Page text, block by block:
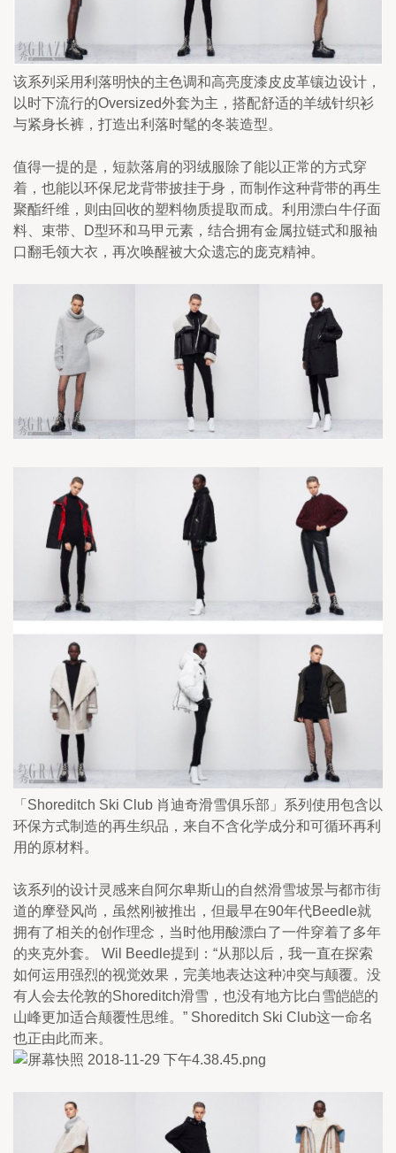
该系列采用利落明快的主色调和高亮度漆皮皮革镶边设计，
以时下流行的Oversized外套为主，搭配舒适的羊绒针织衫
与紧身长裤，打造出利落时髦的冬装造型。
值得一提的是，短款落肩的羽绒服除了能以正常的方式穿
着，也能以环保尼龙背带披挂于身，而制作这种背带的再生
聚酯纤维，则由回收的塑料物质提取而成。利用漂白牛仔面
料、束带、D型环和马甲元素，结合拥有金属拉链式和服袖
口翻毛领大衣，再次唤醒被大众遗忘的庞克精神。
「Shoreditch Ski Club 肖迪奇滑雪俱乐部」系列使用包含以
环保方式制造的再生织品，来自不含化学成分和可循环再利
用的原材料。
该系列的设计灵感来自阿尔卑斯山的自然滑雪坡景与都市街
道的摩登风尚，虽然刚被推出，但最早在90年代Beedle就
拥有了相关的创作理念，当时他用酸漂白了一件穿着了多年
的夹克外套。 Wil Beedle提到：“从那以后，我一直在探索
如何运用强烈的视觉效果，完美地表达这种冲突与颠覆。没
有人会去伦敦的Shoreditch滑雪，也没有地方比白雪皑皑的
山峰更加适合颠覆性思维。” Shoreditch Ski Club这一命名
也正由此而来。